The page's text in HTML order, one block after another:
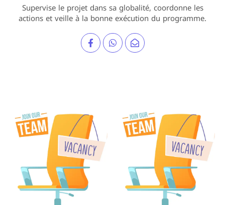
Supervise le projet dans sa globalité, coordonne les
actions et veille à la bonne exécution du programme.